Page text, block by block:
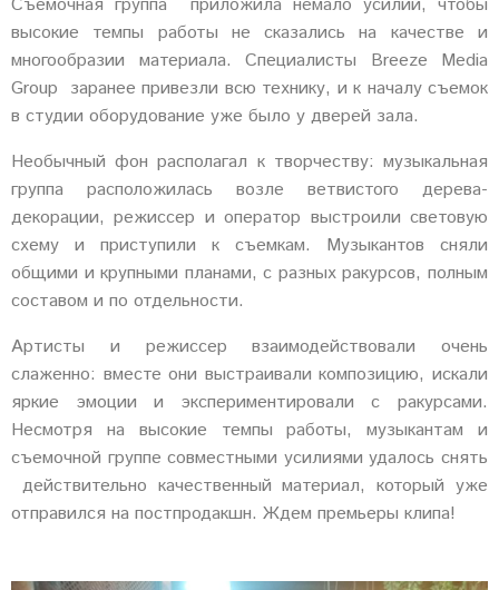
Съемочная группа приложила немало усилий, чтобы
высокие темпы работы не сказались на качестве и
многообразии материала. Специалисты Breeze Media
Group заранее привезли всю технику, и к началу съемок
в студии оборудование уже было у дверей зала.
Необычный фон располагал к творчеству: музыкальная
группа расположилась возле ветвистого дерева-
декорации, режиссер и оператор выстроили световую
схему и приступили к съемкам. Музыкантов сняли
общими и крупными планами, с разных ракурсов, полным
составом и по отдельности.
Артисты и режиссер взаимодействовали очень
слаженно: вместе они выстраивали композицию, искали
яркие эмоции и экспериментировали с ракурсами.
Несмотря на высокие темпы работы, музыкантам и
съемочной группе совместными усилиями удалось снять
действительно качественный материал, который уже
отправился на постпродакшн. Ждем премьеры клипа!